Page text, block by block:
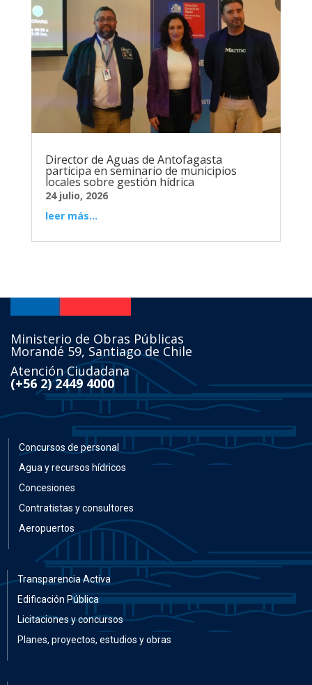
Director de Aguas de Antofagasta
participa en seminario de municipios
locales sobre gestión hídrica
24 julio, 2026
leer más...
Ministerio de Obras Públicas
Morandé 59, Santiago de Chile
Atención Ciudadana
(+56 2) 2449 4000
Concursos de personal
Agua y recursos hídricos
Concesiones
Contratistas y consultores
Aeropuertos
Transparencia Activa
Edificación Pública
Licitaciones y concursos
Planes, proyectos, estudios y obras